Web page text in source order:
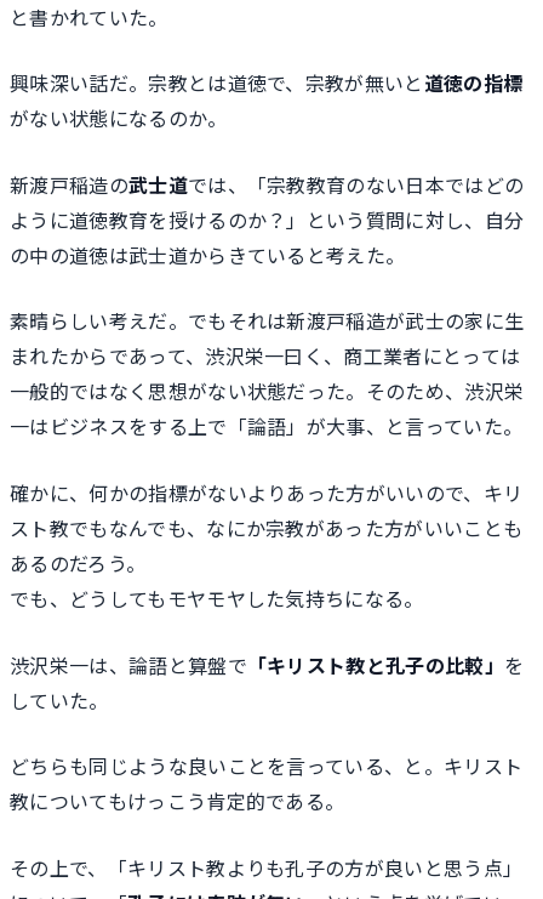
と書かれていた。
興味深い話だ。宗教とは道徳で、宗教が無いと 道徳の指標
がない状態になるのか。
新渡戸稲造の武士道では、「宗教教育のない日本ではどの
ように道徳教育を授けるのか？」という質問に対し、自分
の中の道徳は武士道からきていると考えた。
素晴らしい考えだ。でもそれは新渡戸稲造が武士の家に生
まれたからであって、渋沢栄一曰く、商工業者にとっては
一般的ではなく思想がない状態だった。そのため、渋沢栄
一はビジネスをする上で「論語」が大事、と言っていた。
確かに、何かの指標がないよりあった方がいいので、キリ
スト教でもなんでも、なにか宗教があった方がいいことも
あるのだろう。
でも、どうしてもモヤモヤした気持ちになる。
渋沢栄一は、論語と算盤で 「キリスト教と孔子の比較」 を
していた。
どちらも同じような良いことを言っている、と。キリスト
教についてもけっこう肯定的である。
その上で、「キリスト教よりも孔子の方が良いと思う点」